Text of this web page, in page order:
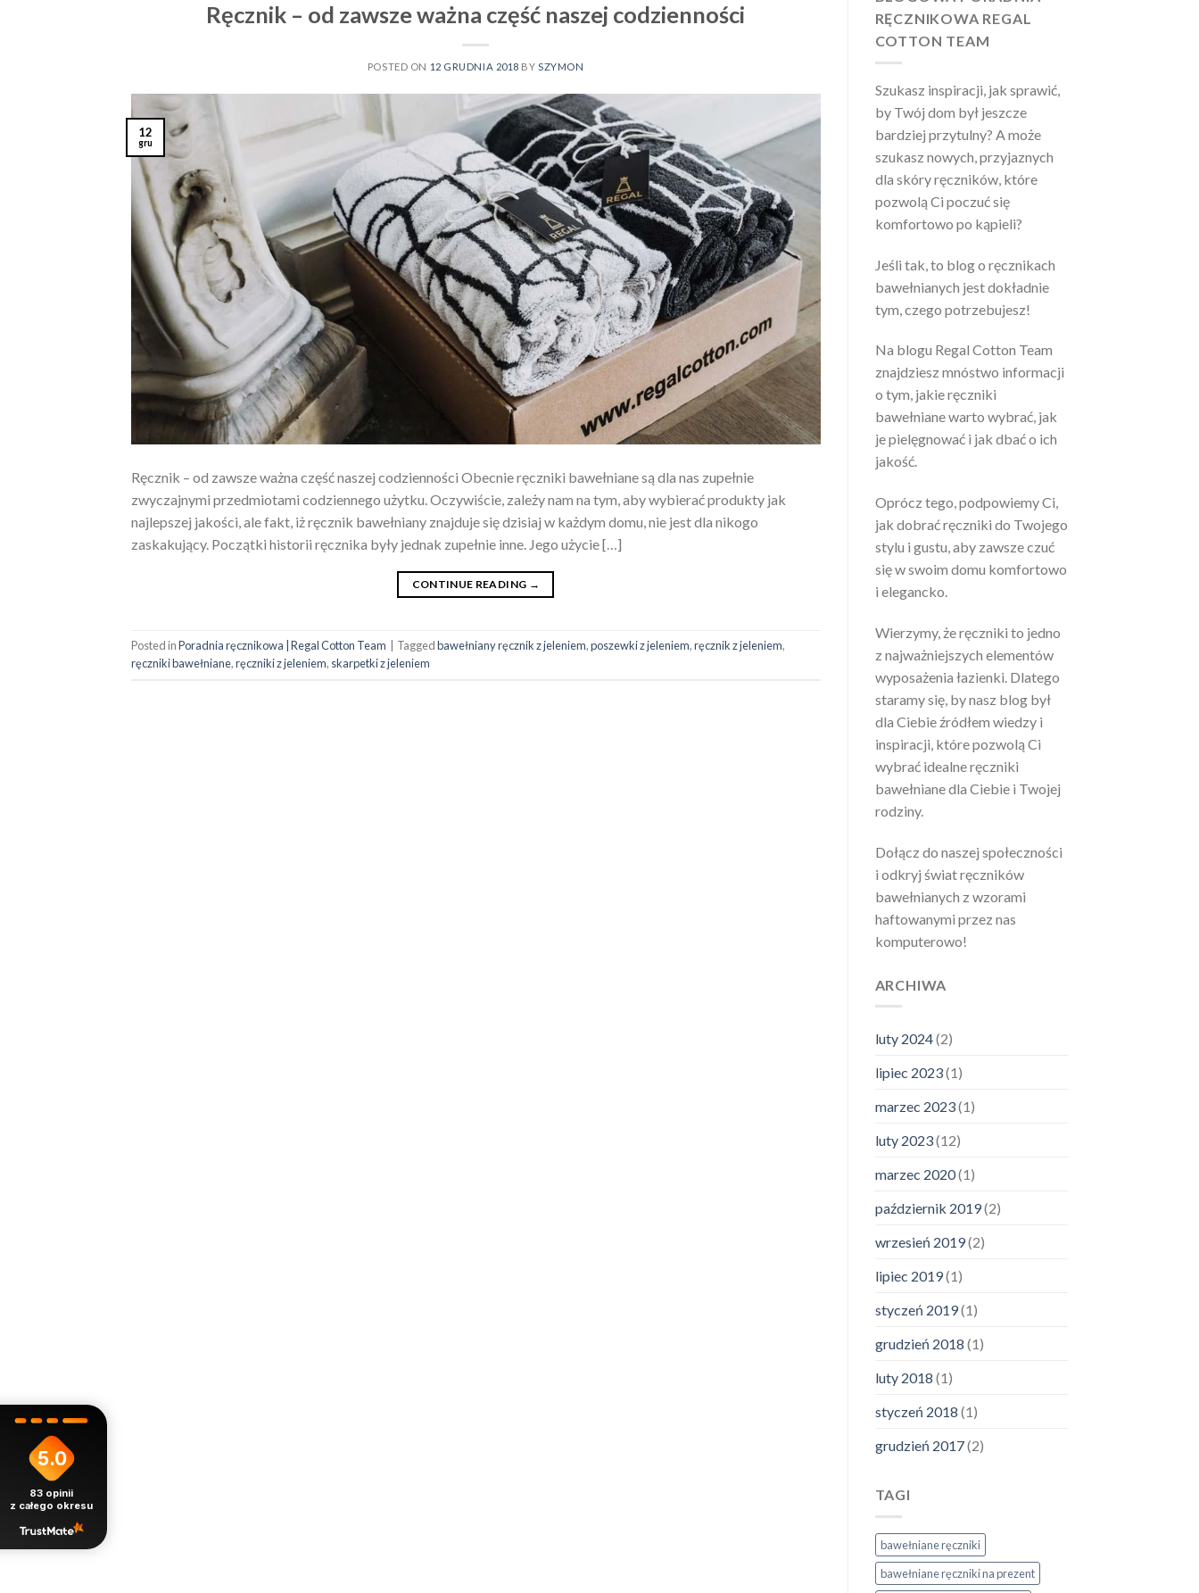
Ręcznik – od zawsze ważna część naszej codzienności
POSTED ON 12 GRUDNIA 2018 BYSZYMON
12
gru
Ręcznik – od zawsze ważna część naszej codzienności Obecnie ręczniki bawełniane są dla nas zupełnie
zwyczajnymi przedmiotami codziennego użytku. Oczywiście, zależy nam na tym, aby wybierać produkty jak
najlepszej jakości, ale fakt, iż ręcznik bawełniany znajduje się dzisiaj w każdym domu, nie jest dla nikogo
zaskakujący. Początki historii ręcznika były jednak zupełnie inne. Jego użycie […]
CONTINUE READING →
Posted inPoradnia ręcznikowa | Regal Cotton Team Taggedbawełniany ręcznik z jeleniem,poszewki z jeleniem,ręcznik z jeleniem,
ręczniki bawełniane,ręczniki z jeleniem, skarpetki z jeleniem
RĘCZNIKOWA REGAL
COTTON TEAM
Szukasz inspiracji, jak sprawić,
by Twój dom był jeszcze
bardziej przytulny? A może
szukasz nowych, przyjaznych
dla skóry ręczników, które
pozwolą Ci poczuć się
komfortowo po kąpieli?
Jeśli tak, to blog o ręcznikach
bawełnianych jest dokładnie
tym, czego potrzebujesz!
Na blogu Regal Cotton Team
znajdziesz mnóstwo informacji
o tym, jakie ręczniki
bawełniane warto wybrać, jak
je pielęgnować i jak dbać o ich
jakość.
Oprócz tego, podpowiemy Ci,
jak dobrać ręczniki do Twojego
stylu i gustu, aby zawsze czuć
się w swoim domu komfortowo
i elegancko.
Wierzymy, że ręczniki to jedno
z najważniejszych elementów
wyposażenia łazienki. Dlatego
staramy się, by nasz blog był
dla Ciebie źródłem wiedzy i
inspiracji, które pozwolą Ci
wybrać idealne ręczniki
bawełniane dla Ciebie i Twojej
rodziny.
Dołącz do naszej społeczności
i odkryj świat ręczników
bawełnianych z wzorami
haftowanymi przez nas
komputerowo!
ARCHIWA
luty 2024(2)
lipiec 2023(1)
marzec 2023(1)
luty 2023(12)
marzec 2020(1)
październik 2019(2)
wrzesień 2019(2)
lipiec 2019(1)
styczeń 2019(1)
grudzień 2018 (1)
luty 2018 (1)
styczeń 2018 (1)
grudzień 2017(2)
TAGI
bawełniane ręczniki
bawełniane ręczniki na prezent
5.0
83 opinii
z całego okresu